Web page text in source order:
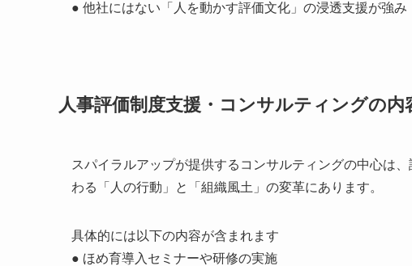
● 他社にはない「人を動かす評価文化」の浸透支援が強み
人事評価制度支援・コンサルティングの内
スパイラルアップが提供するコンサルティングの中心は
わる「人の行動」と「組織風土」の変革にあります。
具体的には以下の内容が含まれます
● ほめ育導入セミナーや研修の実施